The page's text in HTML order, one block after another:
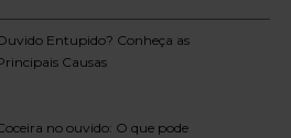
Entupido? Conheça as
Causas
no ouvido: O que pode